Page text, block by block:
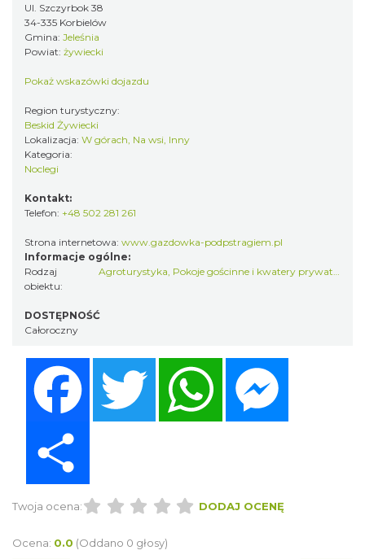
Ul. Szczyrbok 38
34-335 Korbielów
Gmina: Jeleśnia
Powiat: żywiecki
Pokaż wskazówki dojazdu
Region turystyczny:
Beskid Żywiecki
Lokalizacja: W górach, Na wsi, Inny
Kategoria:
Noclegi
Kontakt:
Telefon: +48 502 281 261
Strona internetowa: www.gazdowka-podpstragiem.pl
Informacje ogólne:
Rodzaj
obiektu:
Agroturystyka, Pokoje gościnne i kwatery prywatne
DOSTĘPNOŚĆ
Całoroczny
Twitter WhatsApp
Twoja ocena: DODAJ OCENĘ
Ocena: 0.0 (Oddano 0 głosy)